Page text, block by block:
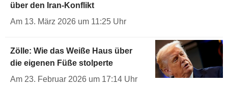
über den Iran-Konflikt
Am 13. März 2026 um 11:25 Uhr
Zölle: Wie das Weiße Haus über
die eigenen Füße stolperte
Am 23. Februar 2026 um 17:14 Uhr